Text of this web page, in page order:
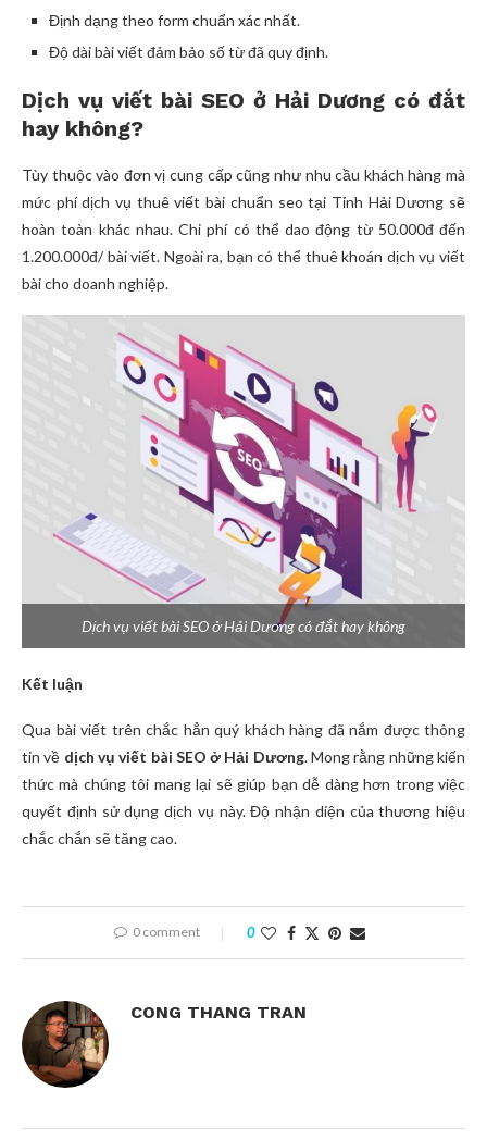
Định dạng theo form chuẩn xác nhất.
Độ dài bài viết đảm bảo số từ đã quy định.
Dịch vụ viết bài SEO ở Hải Dương có đắt
hay không?
Tùy thuộc vào đơn vị cung cấp cũng như nhu cầu khách hàng mà
mức phí dịch vụ thuê viết bài chuẩn seo tại Tỉnh Hải Dương sẽ
hoàn toàn khác nhau. Chi phí có thể dao động từ 50.000đ đến
1.200.000đ/ bài viết. Ngoài ra, bạn có thể thuê khoán dịch vụ viết
bài cho doanh nghiệp.
Dịch vụ viết bài SEO ở Hải Dương có đắt hay không
Kết luận
Qua bài viết trên chắc hẳn quý khách hàng đã nắm được thông
tin về dịch vụ viết bài SEO ở Hải Dương. Mong rằng những kiến
thức mà chúng tôi mang lại sẽ giúp bạn dễ dàng hơn trong việc
quyết định sử dụng dịch vụ này. Độ nhận diện của thương hiệu
chắc chắn sẽ tăng cao.
0 comment 0
CONG THANG TRAN